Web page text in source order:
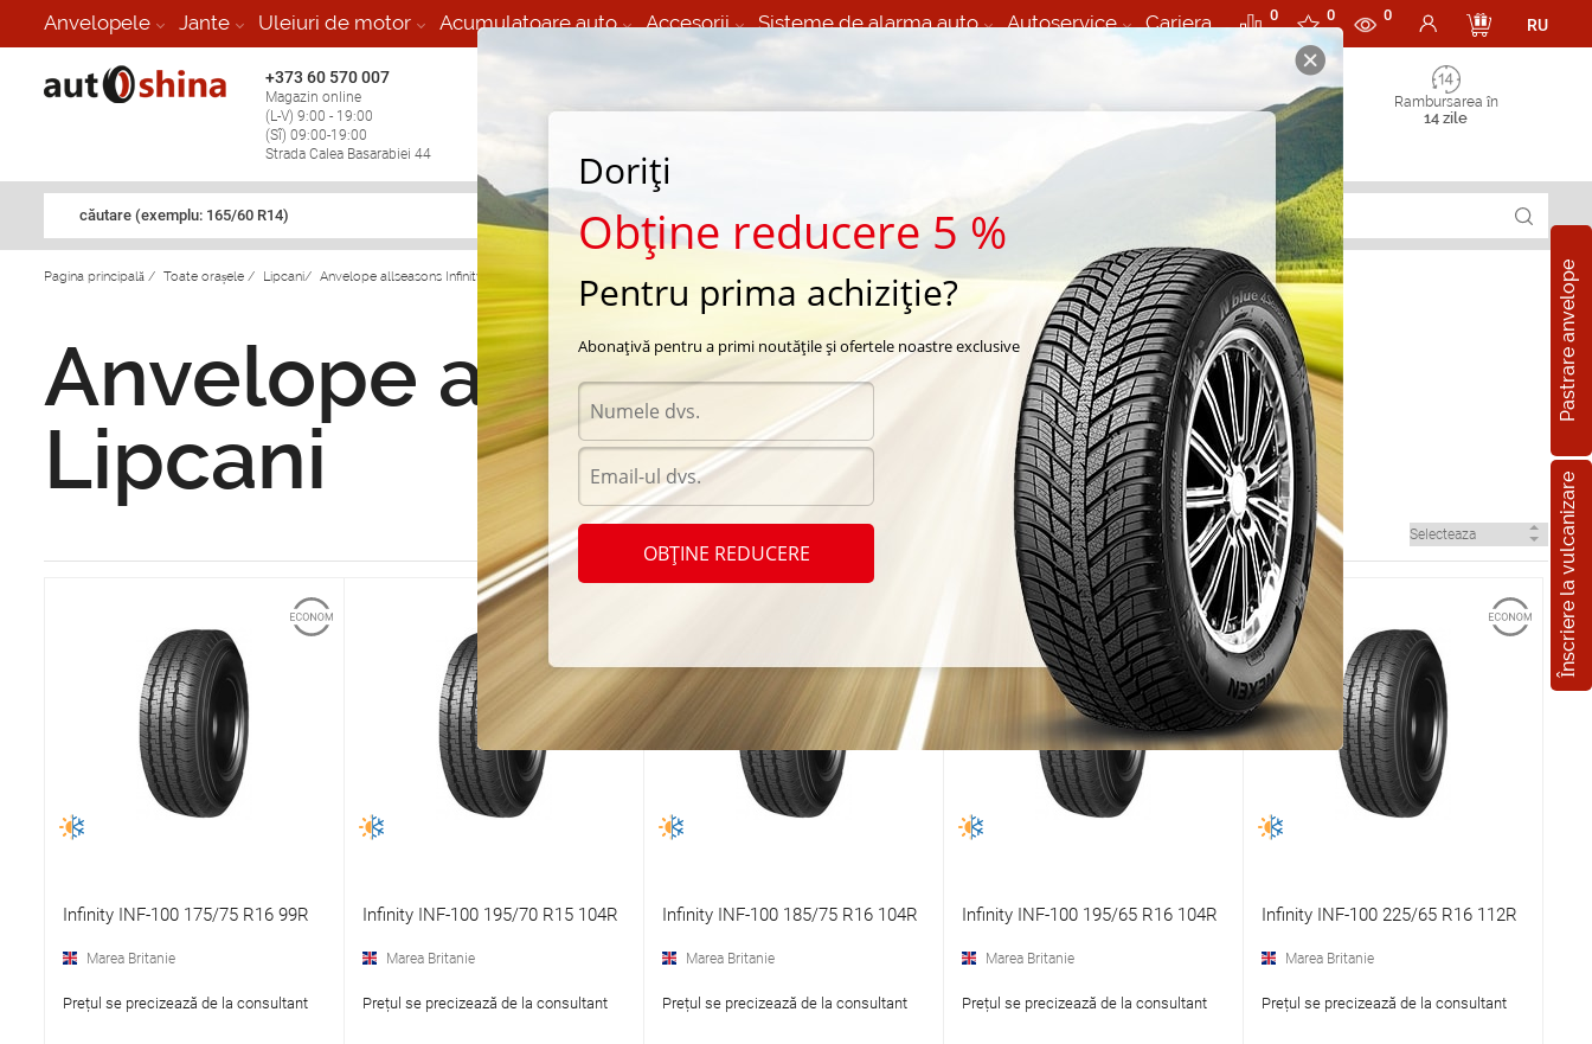
Anvelopele Jante Uleiuri de motor Acumulatoare auto Accesorii Sisteme de alarma auto Autoservice Cariera 0 0 0
RU
+373 60 570 007
Magazin online
(L-V) 9:00 - 19:00
(Sî) 09:00-19:00
Strada Calea Basarabiei 44
stop în toate regiunile
(L-V) 9:00 - 19:00
Rambursarea în
14 zile
căutare (exemplu: 165/60 R14)
Pastrare anvelope
Înscriere la vulcanizare
Pagina principală / Toate orașele / Lipcani/ Anvelope allseasons Infinity in Lipcani /
Anvelope allseasons Infinity in
Lipcani
Infinity INF-100 175/75 R16 99R
Marea Britanie
Prețul se precizează de la consultant
Infinity INF-100 195/70 R15 104R
Marea Britanie
Prețul se precizează de la consultant
Infinity INF-100 185/75 R16 104R
Marea Britanie
Prețul se precizează de la consultant
Infinity INF-100 195/65 R16 104R
Marea Britanie
Prețul se precizează de la consultant
Infinity INF-100 225/65 R16 112R
Marea Britanie
Prețul se precizează de la consultant
Doriți
Obține reducere 5 %
Pentru prima achiziție?
Abonațivă pentru a primi noutățile și ofertele noastre exclusive
OBȚINE REDUCERE